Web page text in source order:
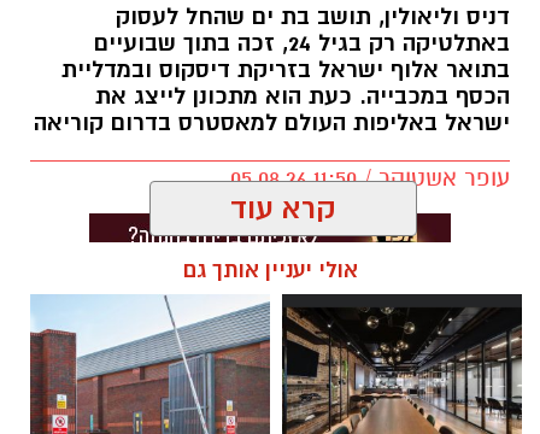
דניס וליאולין, תושב בת ים שהחל לעסוק
באתלטיקה רק בגיל 24, זכה בתוך שבועיים
בתואר אלוף ישראל בזריקת דיסקוס ובמדליית
הכסף במכבייה. כעת הוא מתכונן לייצג את
ישראל באליפות העולם למאסטרס בדרום קוריאה
עופר אשטוקר / 11:50 05.08.26
תגים:דניס וליאולין
קרא עוד
אולי יעניין אותך גם